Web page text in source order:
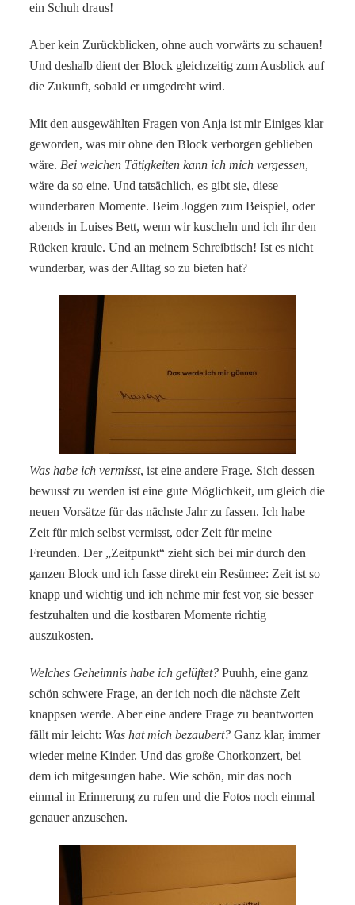
ein Schuh draus!
Aber kein Zurückblicken, ohne auch vorwärts zu schauen!
Und deshalb dient der Block gleichzeitig zum Ausblick auf
die Zukunft, sobald er umgedreht wird.
Mit den ausgewählten Fragen von Anja ist mir Einiges klar
geworden, was mir ohne den Block verborgen geblieben
wäre. Bei welchen Tätigkeiten kann ich mich vergessen,
wäre da so eine. Und tatsächlich, es gibt sie, diese
wunderbaren Momente. Beim Joggen zum Beispiel, oder
abends in Luises Bett, wenn wir kuscheln und ich ihr den
Rücken kraule. Und an meinem Schreibtisch! Ist es nicht
wunderbar, was der Alltag so zu bieten hat?
Was habe ich vermisst, ist eine andere Frage. Sich dessen
bewusst zu werden ist eine gute Möglichkeit, um gleich die
neuen Vorsätze für das nächste Jahr zu fassen. Ich habe
Zeit für mich selbst vermisst, oder Zeit für meine
Freunden. Der „Zeitpunkt“ zieht sich bei mir durch den
ganzen Block und ich fasse direkt ein Resümee: Zeit ist so
knapp und wichtig und ich nehme mir fest vor, sie besser
festzuhalten und die kostbaren Momente richtig
auszukosten.
Welches Geheimnis habe ich gelüftet? Puuhh, eine ganz
schön schwere Frage, an der ich noch die nächste Zeit
knappsen werde. Aber eine andere Frage zu beantworten
fällt mir leicht: Was hat mich bezaubert?Ganz klar, immer
wieder meine Kinder. Und das große Chorkonzert, bei
dem ich mitgesungen habe. Wie schön, mir das noch
einmal in Erinnerung zu rufen und die Fotos noch einmal
genauer anzusehen.